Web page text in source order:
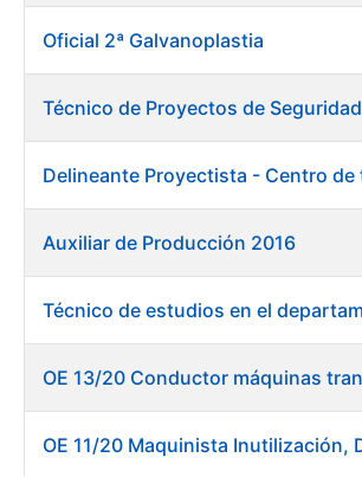
Oficial 2ª Galvanoplastia
Técnico de Proyectos de Seguridad
Auxiliar de Producción 2016